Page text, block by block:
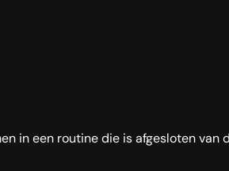
in een routine die is afgesloten van